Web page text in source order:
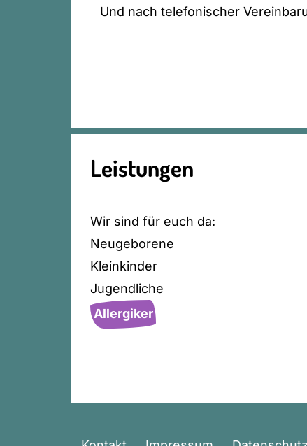
Und nach telefonischer
Leistungen
Wir sind für euch da:
Neugeborene
Kleinkinder
Jugendliche
Allergiker